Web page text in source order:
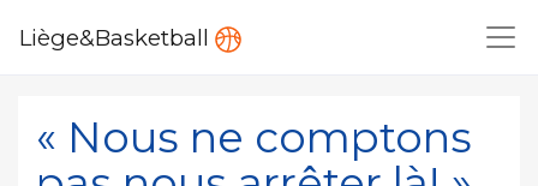
Liège&Basketball
« Nous ne comptons